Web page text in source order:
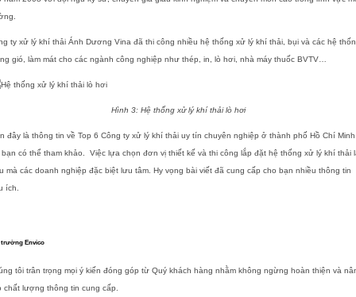
ty xử lý khí thải Ánh Dương Vina đã thi công nhiều hệ thống xử lý khí thải, bụi và các hệ
gió, làm mát cho các ngành công nghiệp như thép, in, lò hơi, nhà máy thuốc BVTV…
Hình 3: Hệ thống xử lý khí thải lò hơi
đây là thông tin về Top 6 Công ty xử lý khí thải uy tín chuyên nghiệp ở thành phố Hồ Chí Minh
bạn có thể tham khảo. Việc lựa chọn đơn vị thiết kế và thi công lắp đặt hệ thống xử lý khí thải
mà các doanh nghiệp đặc biệt lưu tâm. Hy vọng bài viết đã cung cấp cho bạn nhiều thông tin
ích.
trường Envico
tôi trân trọng mọi ý kiến đóng góp từ Quý khách hàng nhằm không ngừng hoàn thiện và
chất lượng thông tin cung cấp.